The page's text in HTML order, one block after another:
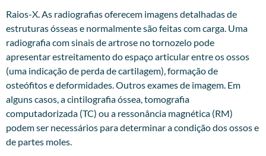
Raios-X. As radiografias oferecem imagens detalhadas de
estruturas ósseas e normalmente são feitas com carga. Uma
radiografia com sinais de artrose no tornozelo pode
apresentar estreitamento do espaço articular entre os ossos
(uma indicação de perda de cartilagem), formação de
osteófitos e deformidades. Outros exames de imagem. Em
alguns casos, a cintilografia óssea, tomografia
computadorizada (TC) ou a ressonância magnética (RM)
podem ser necessários para determinar a condição dos ossos e
de partes moles.